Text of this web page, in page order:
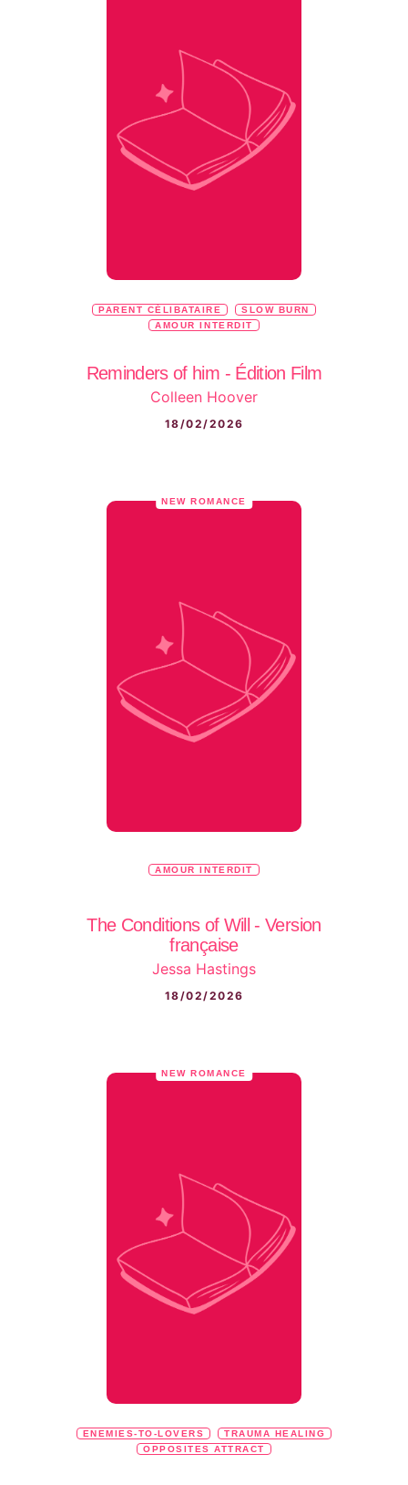
PARENT CÉLIBATAIRE
SLOW BURN
AMOUR INTERDIT
Reminders of him - Édition Film
Colleen Hoover
18/02/2026
NEW ROMANCE
AMOUR INTERDIT
The Conditions of Will - Version
française
Jessa Hastings
18/02/2026
NEW ROMANCE
ENEMIES-TO-LOVERS
TRAUMA HEALING
OPPOSITES ATTRACT